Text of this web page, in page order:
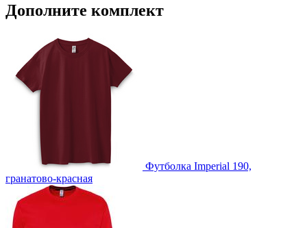
DTF-F -Печать DTF с эффектами (1 цвет)
D4 -Шелкография с трансфером (5 цветов)
Дополните комплект
Футболка Imperial 190,
гранатово-красная